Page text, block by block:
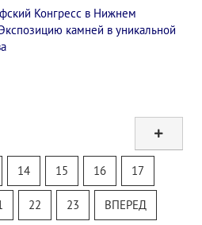
Конгресс в Нижнем
камней в уникальной
14 15 16 17
22 23 ВПЕРЕД